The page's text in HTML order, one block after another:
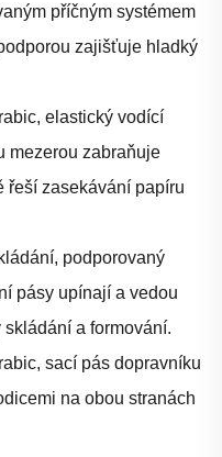
příčným systémem
zajišťuje hladký
elastický vodící
mezerou zabraňuje
řeší zasekávání papíru
podporovaný
pásy upínají a vedou
a formování.
sací pás dopravníku
na obou stranách